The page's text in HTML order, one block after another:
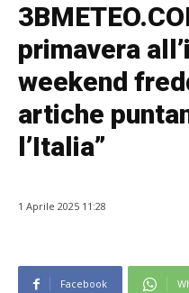
primavera
weekend
artiche
l’Italia”
1 Aprile 2025 11:28
Facebook